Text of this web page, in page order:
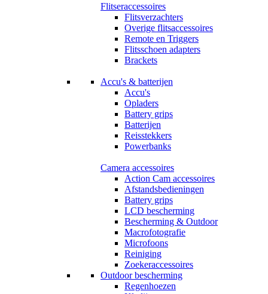
Flitseraccessoires
Flitsverzachters
Overige flitsaccessoires
Remote en Triggers
Flitsschoen adapters
Brackets
Accu's & batterijen
Accu's
Opladers
Battery grips
Batterijen
Reisstekkers
Powerbanks
Camera accessoires
Action Cam accessoires
Afstandsbedieningen
Battery grips
LCD bescherming
Bescherming & Outdoor
Macrofotografie
Microfoons
Reiniging
Zoekeraccessoires
Outdoor bescherming
Regenhoezen